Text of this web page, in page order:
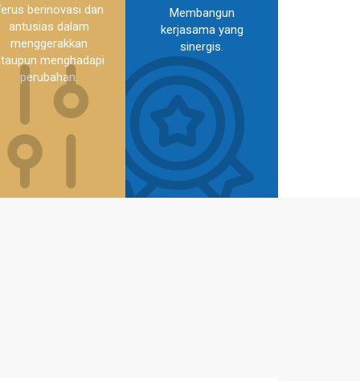
berinovasi dan
antusias dalam
menggerakkan
menghadapi
perubahan.
Membangun
kerjasama yang
sinergis.